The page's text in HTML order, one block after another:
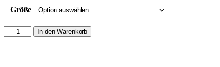
Größe
Damen
Sweatshirt
In den Warenkorb